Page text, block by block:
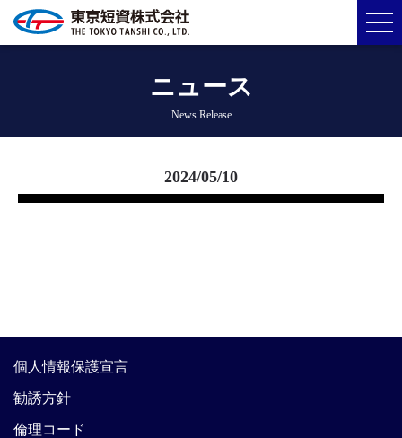
ニュース
News Release
2024/05/10
個人情報保護宣言
勧誘方針
倫理コード